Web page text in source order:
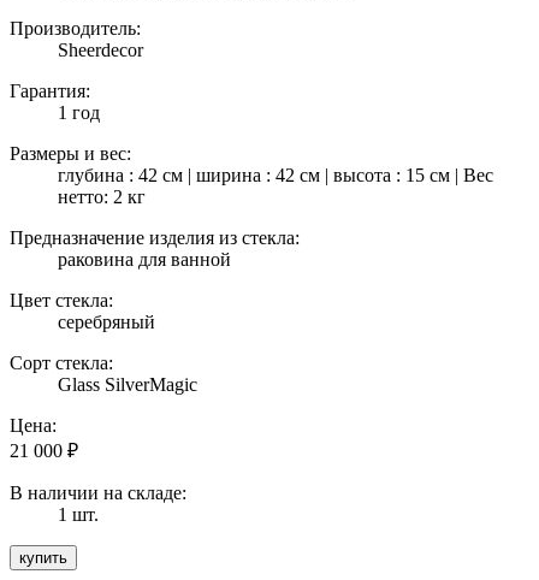
Производитель:
Sheerdecor
Гарантия:
1 год
Размеры и вес:
глубина : 42 см | ширина : 42 см | высота : 15 см | Вес
нетто: 2 кг
Предназначение изделия из стекла:
раковина для ванной
Цвет стекла:
серебряный
Сорт стекла:
Glass SilverMagic
Цена:
21 000 ₽
В наличии на складе:
1 шт.